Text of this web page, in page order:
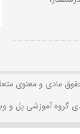
مادی و معنوی
گروه آموزشی پل و